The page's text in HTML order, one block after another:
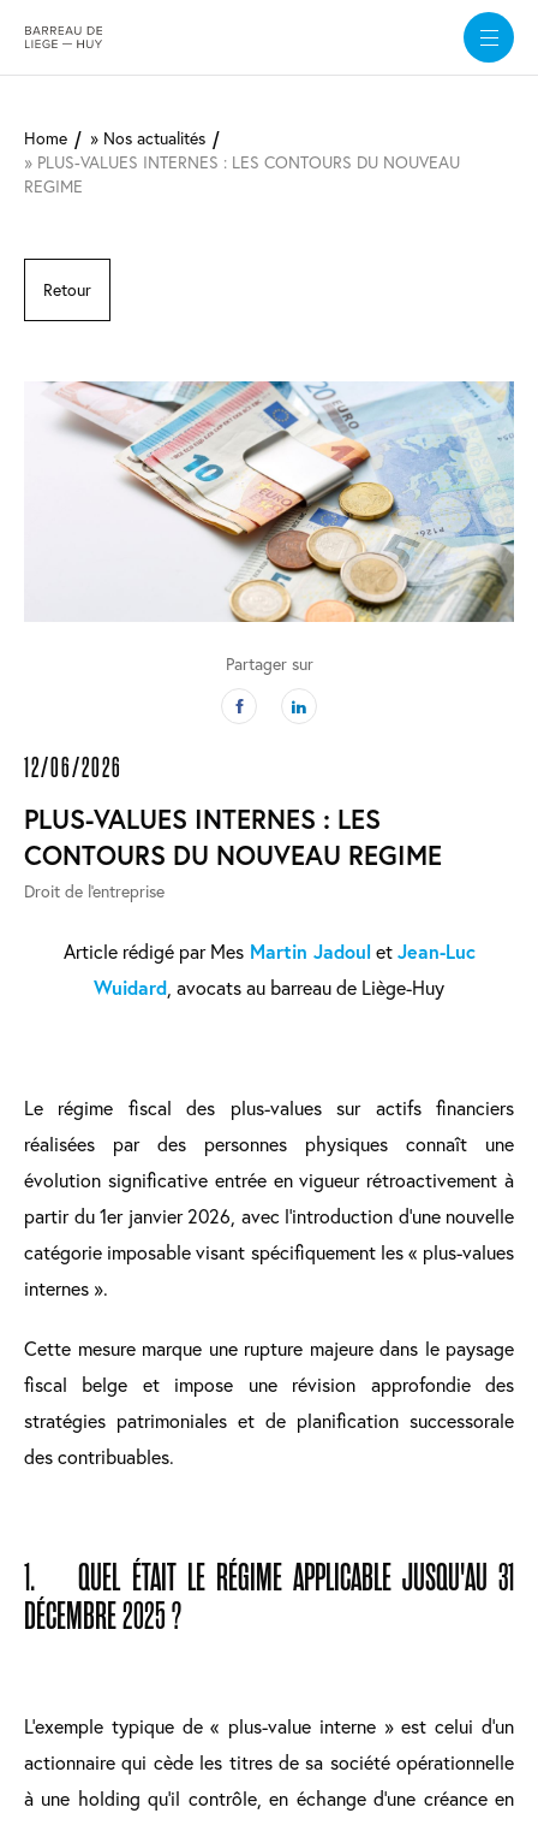
contenu
principal
Home
Nos actualités
PLUS-VALUES INTERNES : LES CONTOURS DU NOUVEAU
REGIME
Retour
Partager sur
12/06/2026
PLUS-VALUES INTERNES : LES
CONTOURS DU NOUVEAU REGIME
Droit de l'entreprise
Article rédigé par Mes Martin Jadoul etJean-Luc
Wuidard , avocats au barreau de Liège-Huy
Le régime fiscal des plus-values sur actifs financiers
réalisées par des personnes physiques connaît une
évolution significative entrée en vigueur rétroactivement à
partir du 1er janvier 2026, avec l'introduction d'une nouvelle
catégorie imposable visant spécifiquement les « plus-values
internes ».
Cette mesure marque une rupture majeure dans le paysage
fiscal belge et impose une révision approfondie des
stratégies patrimoniales et de planification successorale
des contribuables.
1. QUEL ÉTAIT LE RÉGIME APPLICABLE JUSQU'AU 31
DÉCEMBRE 2025 ?
L’exemple typique de « plus-value interne » est celui d’un
actionnaire qui cède les titres de sa société opérationnelle
à une holding qu’il contrôle, en échange d’une créance en